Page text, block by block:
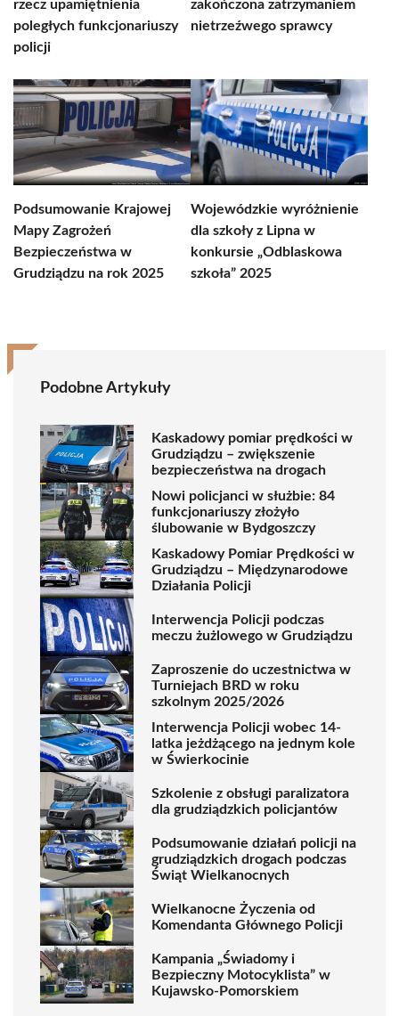
rzecz upamiętnienia
poległych funkcjonariuszy
policji
zakończona zatrzymaniem
nietrzeźwego sprawcy
Podsumowanie Krajowej
Mapy Zagrożeń
Bezpieczeństwa w
Grudziądzu na rok 2025
Wojewódzkie wyróżnienie
dla szkoły z Lipna w
konkursie „Odblaskowa
szkoła” 2025
Podobne Artykuły
Kaskadowy pomiar prędkości w
Grudziądzu – zwiększenie
bezpieczeństwa na drogach
Nowi policjanci w służbie: 84
funkcjonariuszy złożyło
ślubowanie w Bydgoszczy
Kaskadowy Pomiar Prędkości w
Grudziądzu – Międzynarodowe
Działania Policji
Interwencja Policji podczas
meczu żużlowego w Grudziądzu
Zaproszenie do uczestnictwa w
Turniejach BRD w roku
szkolnym 2025/2026
Interwencja Policji wobec 14-
latka jeżdżącego na jednym kole
w Świerkocinie
Szkolenie z obsługi paralizatora
dla grudziądzkich policjantów
Podsumowanie działań policji na
grudziądzkich drogach podczas
Świąt Wielkanocnych
Wielkanocne Życzenia od
Komendanta Głównego Policji
Kampania „Świadomy i
Bezpieczny Motocyklista” w
Kujawsko-Pomorskiem